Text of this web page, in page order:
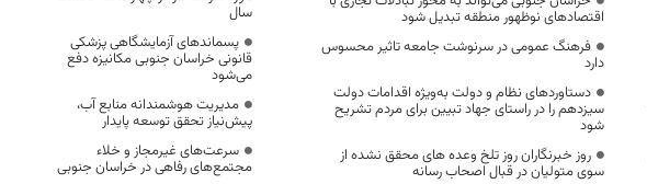
اقتصادهای نوظهور منطقه تبدیل شود
فرهنگ عمومی در سرنوشت جامعه تاثیر محسوس
دارد
دستاوردهای نظام و دولت به‌ویژه اقدامات دولت
سیزدهم را در راستای جهاد تبیین برای مردم تشریح
شود
روز خبرنگاران روز تلخ وعده های محقق نشده از
سوی متولیان در قبال اصحاب رسانه
سال
پسماندهای آزمایشگاهی پزشکی
قانونی خراسان جنوبی مکانیزه دفع
می‌شود
مدیریت هوشمندانه منابع آب،
پیش‌نیاز تحقق توسعه پایدار
سرعت‌های غیرمجاز و خلاء
مجتمع‌های رفاهی در خراسان جنوبی